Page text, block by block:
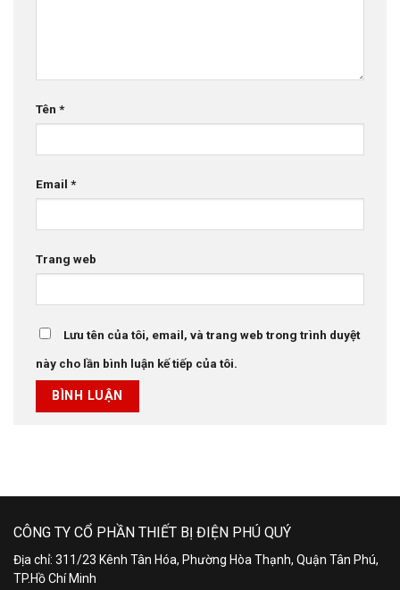
Tên *
Email *
Trang web
Lưu tên của tôi, email, và trang web trong trình duyệt
này cho lần bình luận kế tiếp của tôi.
CÔNG TY CỔ PHẦN THIẾT BỊ ĐIỆN PHÚ QUÝ
Địa chỉ: 311/23 Kênh Tân Hóa, Phường Hòa Thạnh, Quận Tân Phú,
TP.Hồ Chí Minh